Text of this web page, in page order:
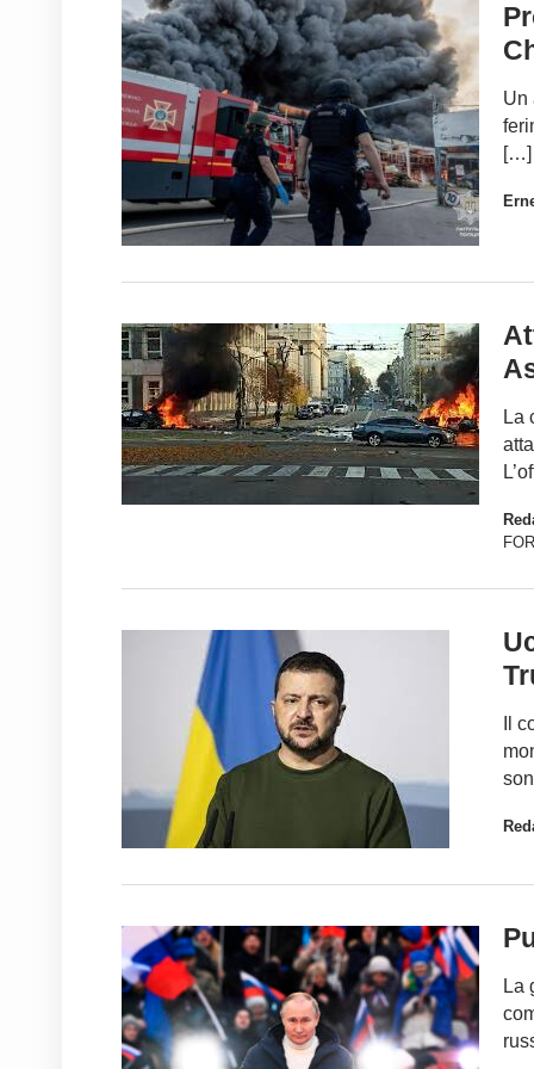
Un
[…]
La
Il
La